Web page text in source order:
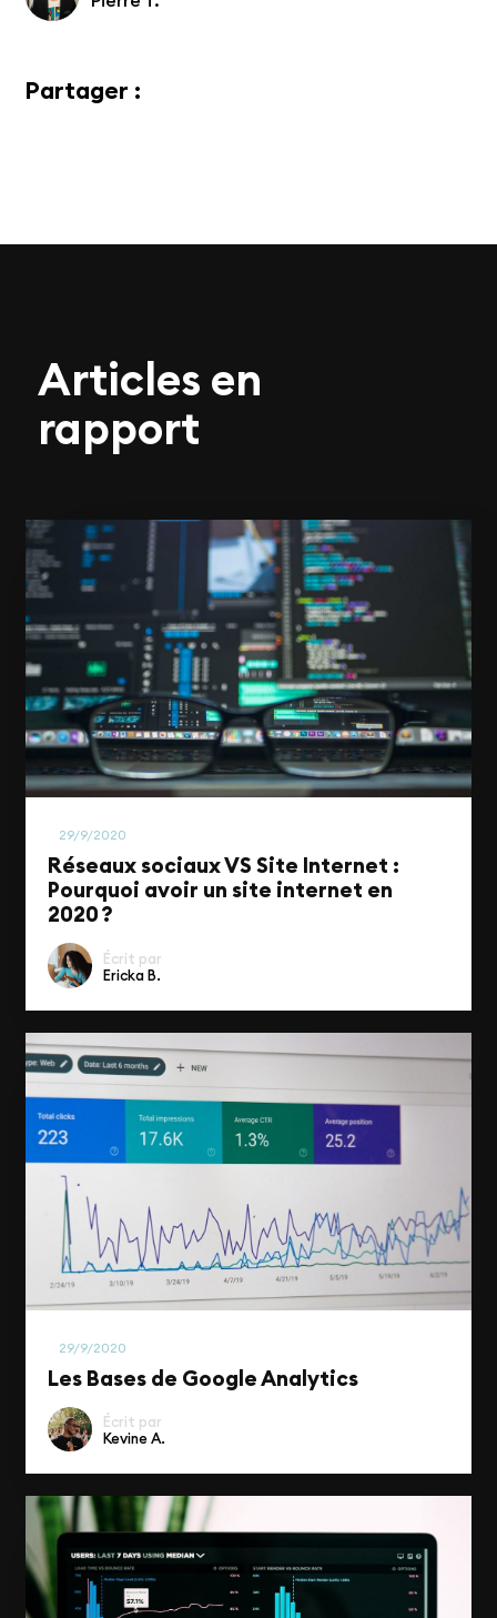
Partager :
Articles en
rapport
29/9/2020
Réseaux sociaux VS Site Internet :
Pourquoi avoir un site internet en
2020 ?
Écrit par
Ericka B.
29/9/2020
Les Bases de Google Analytics
Écrit par
Kevine A.